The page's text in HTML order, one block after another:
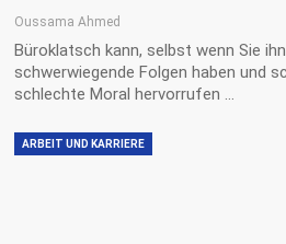
Oussama Ahmed
Büroklatsch kann, selbst wenn Sie
schwerwiegende Folgen haben und
schlechte Moral hervorrufen …
ARBEIT UND KARRIERE